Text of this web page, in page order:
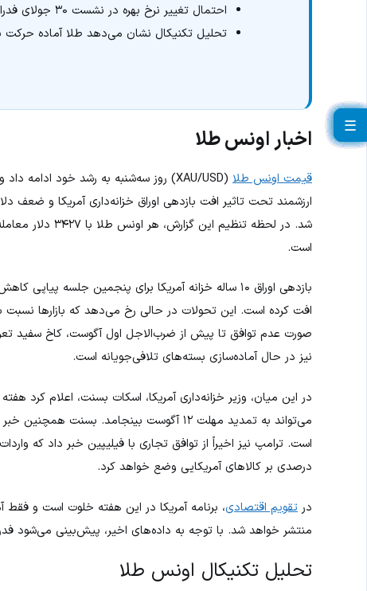
احتمال تغییر نرخ بهره در نشست ۳۰ جولای فدرال رزرو بسیار پایین باقی مانده است.
تحلیل تکنیکال نشان می‌دهد طلا آماده حرکت به سمت ۳۴۵۲ و حتی
اخبار اونس طلا
قیمت اونس طلا
ارزشمند تحت تاثیر افت بازدهی اوراق خزانه‌داری آمریکا و ضعف
است.
بازدهی اوراق ۱۰ ساله خزانه آمریکا برای پنجمین جلسه پیاپی کاهش یافته و همزمان
افت کرده است. این تحولات در حالی رخ می‌دهد که بازارها نسبت
نیز در حال آماده‌سازی بسته‌های تلافی‌جویانه است.
در این میان، وزیر خزانه‌داری آمریکا، اسکات بسنت، اعلام کرد
می‌تواند به تمدید مهلت ۱۲ آگوست بینجامد.
درصدی بر کالاهای آمریکایی وضع خواهد کرد.
در تقویم اقتصادی، برنامه آمریکا در این هفته خلوت است و فقط
منتشر خواهد شد. با توجه به داده‌های اخیر، پیش‌بینی می‌شود فدرال رزرو در نشست ۳۰ جولای نرخ
تحلیل تکنیکال اونس طلا
☰
☰
☰
☰
☰
☰
☰
☰
☰
☰
☰
☰
☰
☰
☰
☰
☰
☰
☰